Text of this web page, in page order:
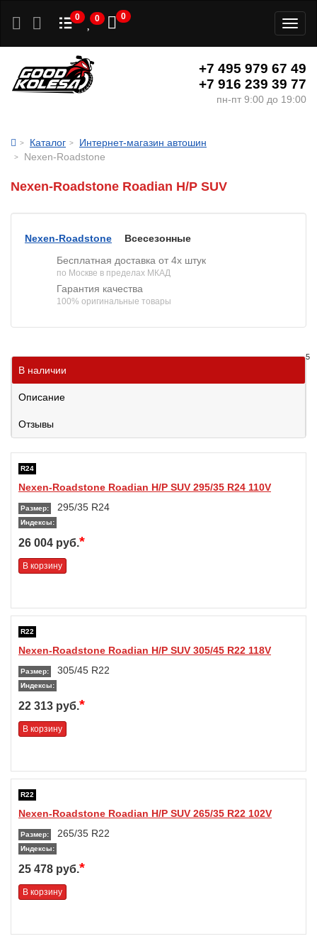
0 0 0
+7 495 979 67 49
+7 916 239 39 77
пн-пт 9:00 до 19:00
Каталог
Интернет-магазин автошин
Nexen-Roadstone
Nexen-Roadstone Roadian H/P SUV
Nexen-Roadstone
Всесезонные
Бесплатная доставка от 4х штук
по Москве в пределах МКАД
Гарантия качества
100% оригинальные товары
В наличии
5
Описание
Отзывы
R24
Nexen-Roadstone Roadian H/P SUV 295/35 R24 110V
Размер: 295/35 R24
Индексы:
26 004 руб.*
В корзину
R22
Nexen-Roadstone Roadian H/P SUV 305/45 R22 118V
Размер: 305/45 R22
Индексы:
22 313 руб.*
В корзину
R22
Nexen-Roadstone Roadian H/P SUV 265/35 R22 102V
Размер: 265/35 R22
Индексы:
25 478 руб.*
В корзину